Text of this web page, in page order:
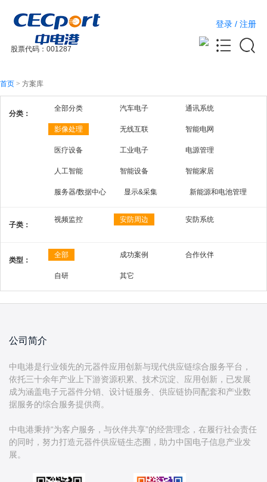
股票代码：001287
登录 / 注册
首页 > 方案库
分类：
全部分类 汽车电子 通讯系统
影像处理 无线互联 智能电网
医疗设备 工业电子 电源管理
人工智能 智能设备 智能家居
服务器/数据中心 显示&采集 新能源和电池管理
子类：
视频监控 安防周边 安防系统
类型：
全部 成功案例 合作伙伴
自研 其它
公司简介
中电港是行业领先的元器件应用创新与现代供应链综合服务平台，
依托三十余年产业上下游资源积累、技术沉淀、应用创新，已发展
成为涵盖电子元器件分销、设计链服务、供应链协同配套和产业数
据服务的综合服务提供商。
中电港秉持“为客户服务，与伙伴共享”的经营理念，在履行社会责任
的同时，努力打造元器件供应链生态圈，助力中国电子信息产业发